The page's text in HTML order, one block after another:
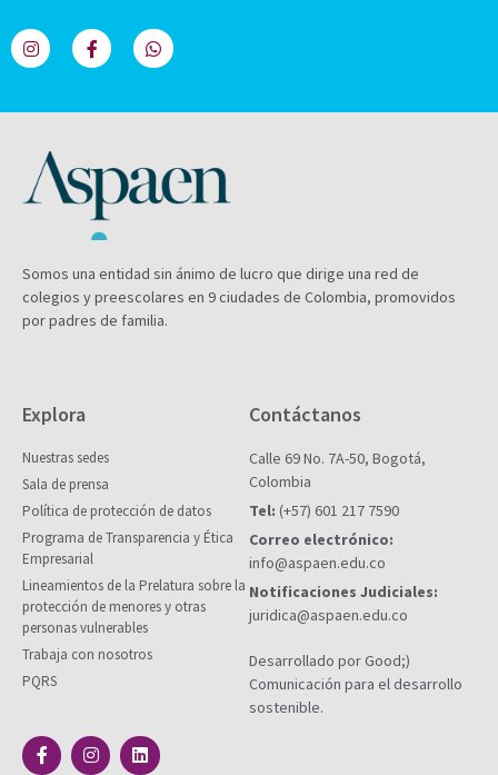
Somos una entidad sin ánimo de lucro que dirige una red de
colegios y preescolares en 9 ciudades de Colombia, promovidos
por padres de familia.
Explora
Nuestras sedes
Sala de prensa
Política de protección de datos
Programa de Transparencia y Ética
Empresarial
Lineamientos de la Prelatura sobre la
protección de menores y otras
personas vulnerables
Trabaja con nosotros
PQRS
Contáctanos
Calle 69 No. 7A-50, Bogotá,
Colombia
Tel: (+57) 601 217 7590
Correo electrónico:
info@aspaen.edu.co
Notificaciones Judiciales:
juridica@aspaen.edu.co
Desarrollado por Good;)
Comunicación para el desarrollo
sostenible.